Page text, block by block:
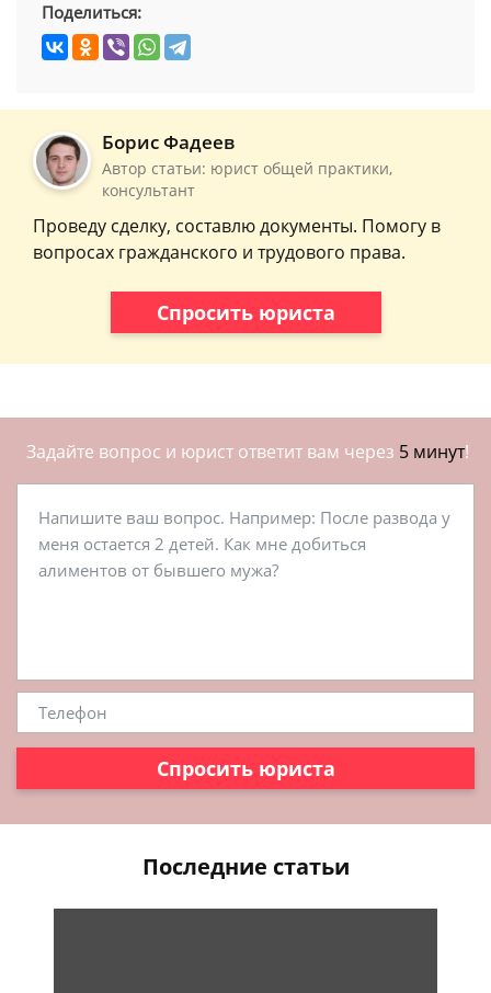
Поделиться:
Борис Фадеев
Автор статьи: юрист общей практики,
консультант
Проведу сделку, составлю документы. Помогу в
вопросах гражданского и трудового права.
Спросить юриста
Задайте вопрос и юрист ответит вам через 5 минут!
Спросить юриста
Последние статьи